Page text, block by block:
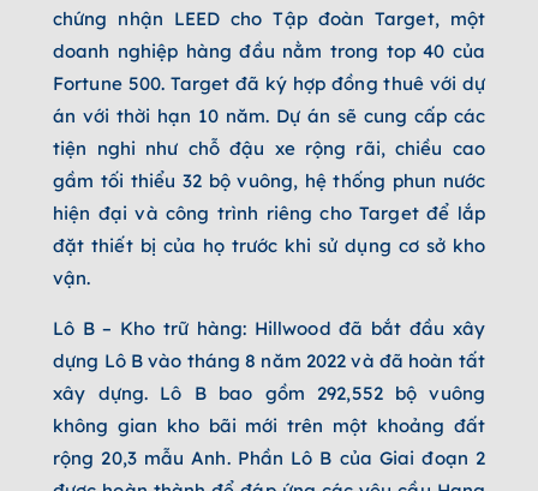
chứng nhận LEED cho Tập đoàn Target, một
doanh nghiệp hàng đầu nằm trong top 40 của
Fortune 500. Target đã ký hợp đồng thuê với dự
án với thời hạn 10 năm. Dự án sẽ cung cấp các
tiện nghi như chỗ đậu xe rộng rãi, chiều cao
gầm tối thiểu 32 bộ vuông, hệ thống phun nước
hiện đại và công trình riêng cho Target để lắp
đặt thiết bị của họ trước khi sử dụng cơ sở kho
vận.
Lô B – Kho trữ hàng: Hillwood đã bắt đầu xây
dựng Lô B vào tháng 8 năm 2022 và đã hoàn tất
xây dựng. Lô B bao gồm 292,552 bộ vuông
không gian kho bãi mới trên một khoảng đất
rộng 20,3 mẫu Anh. Phần Lô B của Giai đoạn 2